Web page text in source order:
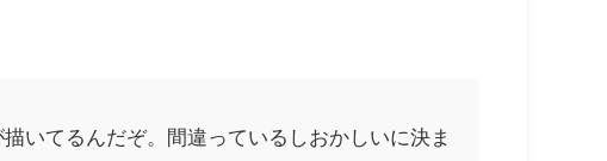
いてるんだぞ。間違っているしおかしいに決ま